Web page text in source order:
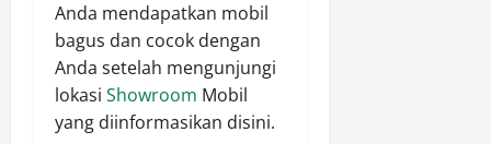
Anda mendapatkan mobil
bagus dan cocok dengan
Anda setelah mengunjungi
lokasi Showroom Mobil
yang diinformasikan disini.